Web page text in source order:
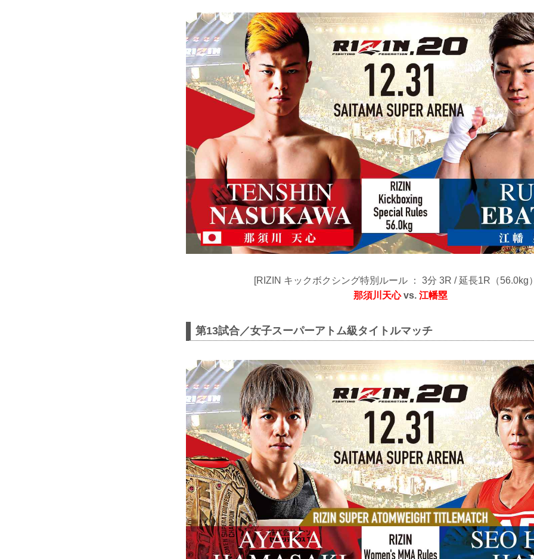
[RIZIN キックボクシング特別ルール ： 3分 3R / 延長1R（56.0kg
那須川天心vs. 江幡塁
第13試合／女子スーパーアトム級タイトルマッチ